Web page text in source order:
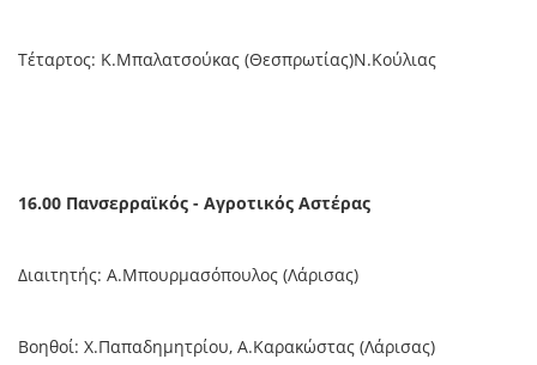
Τέταρτος: Κ.Μπαλατσούκας (Θεσπρωτίας)Ν.Κούλιας
16.00 Πανσερραϊκός - Αγροτικός Αστέρας
Διαιτητής: Α.Μπουρμασόπουλος (Λάρισας)
Βοηθοί: Χ.Παπαδημητρίου, Α.Καρακώστας (Λάρισας)